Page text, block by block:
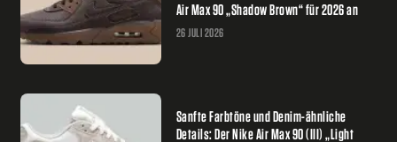
Air Max 90 „Shadow Brown“ für 2026 an
26 JULI 2026
Sanfte Farbtöne und Denim-ähnliche
Details: Der Nike Air Max 90 (III) „Light